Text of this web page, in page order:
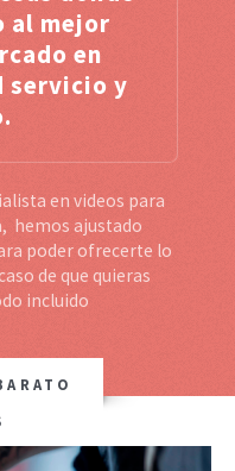
al mejor
en
servicio y
en videos para
hemos ajustado
poder ofrecerte lo
de que quieras
incluido